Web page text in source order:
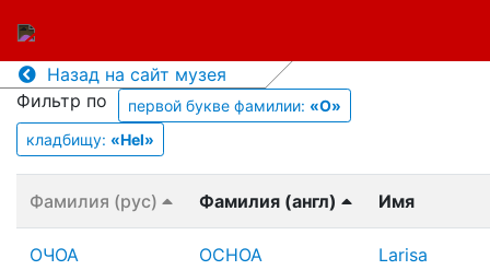
Назад на сайт музея
Фильтр по
первой букве фамилии: «O»
кладбищу: «Hel»
Фамилия (рус) Фамилия (англ) Имя
ОЧОА OCHOA Larisa